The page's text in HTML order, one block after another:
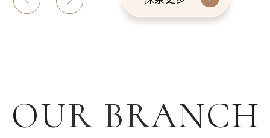
OUR BRANCH